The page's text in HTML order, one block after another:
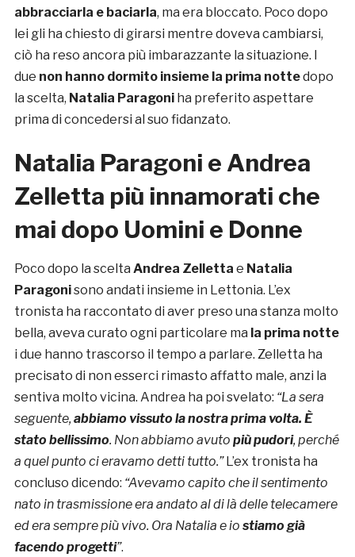
abbracciarla e baciarla, ma era bloccato. Poco dopo
lei gli ha chiesto di girarsi mentre doveva cambiarsi,
ciò ha reso ancora più imbarazzante la situazione. I
due non hanno dormito insieme la prima nottedopo
la scelta, Natalia Paragoni ha preferito aspettare
prima di concedersi al suo fidanzato.
Natalia Paragoni e Andrea
Zelletta più innamorati che
mai dopo Uomini e Donne
Poco dopo la scelta Andrea Zelletta e Natalia
Paragonisono andati insieme in Lettonia. L’ex
tronista ha raccontato di aver preso una stanza molto
bella, aveva curato ogni particolare ma la prima notte
i due hanno trascorso il tempo a parlare. Zelletta ha
precisato di non esserci rimasto affatto male, anzi la
sentiva molto vicina. Andrea ha poi svelato: “La sera
seguente,abbiamo vissuto la nostra prima volta. È
stato bellissimo. Non abbiamo avuto più pudori, perché
a quel punto ci eravamo detti tutto.” L’ex tronista ha
concluso dicendo: “Avevamo capito che il sentimento
nato in trasmissione era andato al di là delle telecamere
ed era sempre più vivo. Ora Natalia e io stiamo già
facendo progetti”.